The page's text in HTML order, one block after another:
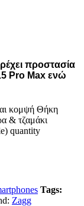
προστασία
Pro Max ενώ
κομψή Θήκη
& τζαμάκι
quantity
Tags:
Zagg